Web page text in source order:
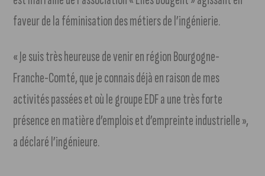
faveur de la féminisation des métiers de l’ingénierie.
« Je suis très heureuse de venir en région Bourgogne-
Franche-Comté, que je connais déjà en raison de mes
activités passées et où le groupe EDF a une très forte
présence en matière d’emplois et d’empreinte industrielle »,
a déclaré l’ingénieure.